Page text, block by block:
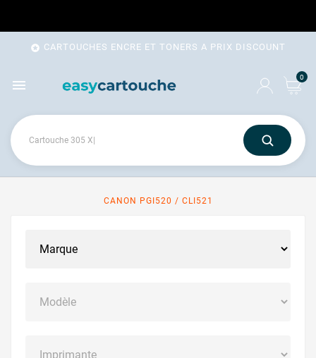
 CARTOUCHES ENCRE ET TONERS A PRIX DISCOUNT
 0
CANON PGI520 / CLI521